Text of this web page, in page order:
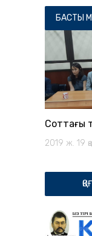
БАСТЫ
Соттағы
2019 ж. 19